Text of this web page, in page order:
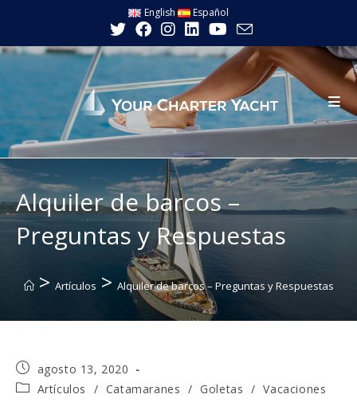
contenido
English Español
Alquiler de barcos –
Preguntas y Respuestas
> Artículos > Alquiler de barcos – Preguntas y Respuestas
Publicación
de
la
agosto 13, 2020
Categoría
Artículos / Catamaranes / Goletas / Vacaciones